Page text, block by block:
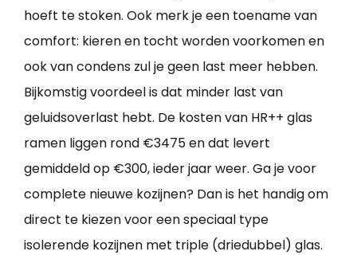
hoeft te stoken. Ook merk je een toename van
comfort: kieren en tocht worden voorkomen en
ook van condens zul je geen last meer hebben.
Bijkomstig voordeel is dat minder last van
geluidsoverlast hebt. De kosten van HR++ glas
ramen liggen rond €3475 en dat levert
gemiddeld op €300, ieder jaar weer. Ga je voor
complete nieuwe kozijnen? Dan is het handig om
direct te kiezen voor een speciaal type
isolerende kozijnen met triple (driedubbel) glas.